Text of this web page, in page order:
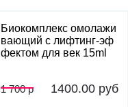
Биокомплекс омолажи
вающий с лифтинг-эф
фектом для век 15ml
1 700 р 1400.00 руб